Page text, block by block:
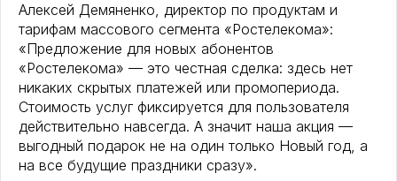
Алексей Демяненко, директор по продуктам и
тарифам массового сегмента «Ростелекома»:
«Предложение для новых абонентов
«Ростелекома» — это честная сделка: здесь нет
никаких скрытых платежей или промопериода.
Стоимость услуг фиксируется для пользователя
действительно навсегда. А значит наша акция —
выгодный подарок не на один только Новый год, а
на все будущие праздники сразу».